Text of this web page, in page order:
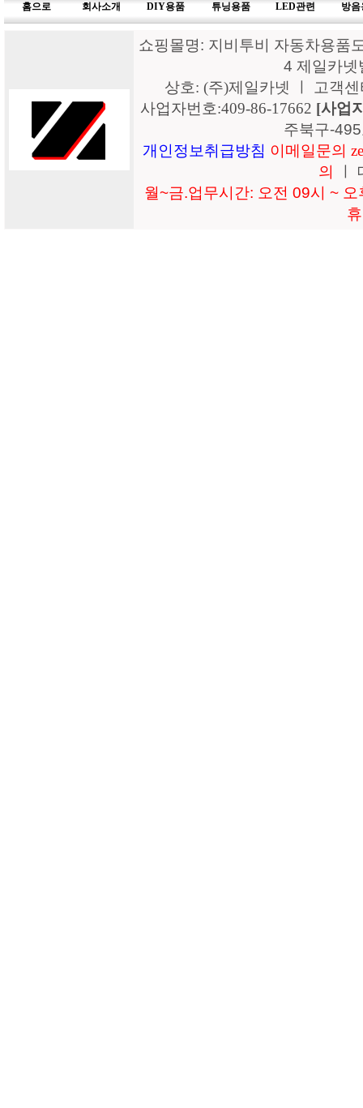
홈으로 회사소개 DIY용품 튜닝용품 LED관련 방음
쇼핑몰명: 지비투비 자동차용품
4 제일카
상호: (주)제일카넷 ㅣ 고객
사업자번호:409-86-17662 [사업
주북구-
개인정보취급방침 이메일문의
의
월~금.업무시간: 오전 09시 ~